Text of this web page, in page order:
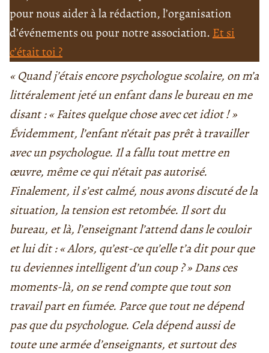
pour nous aider à la rédaction, l’organisation
d’événements ou pour notre association. Et si
c’était toi ?
« Quand j’étais encore psychologue scolaire, on m’a
littéralement jeté un enfant dans le bureau en me
disant : « Faites quelque chose avec cet idiot ! »
Évidemment, l’enfant n’était pas prêt à travailler
avec un psychologue. Il a fallu tout mettre en
œuvre, même ce qui n’était pas autorisé.
Finalement, il s’est calmé, nous avons discuté de la
situation, la tension est retombée. Il sort du
bureau, et là, l’enseignant l’attend dans le couloir
et lui dit : « Alors, qu’est-ce qu’elle t’a dit pour que
tu deviennes intelligent d’un coup ? » Dans ces
moments-là, on se rend compte que tout son
travail part en fumée. Parce que tout ne dépend
pas que du psychologue. Cela dépend aussi de
toute une armée d’enseignants, et surtout des